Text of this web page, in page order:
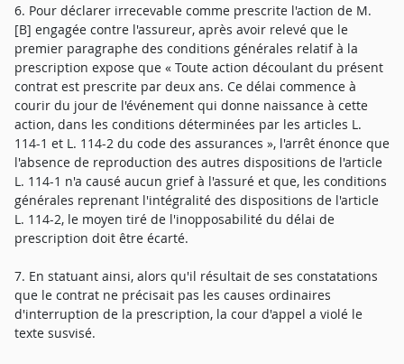
6. Pour déclarer irrecevable comme prescrite l'action de M.
[B] engagée contre l'assureur, après avoir relevé que le
premier paragraphe des conditions générales relatif à la
prescription expose que « Toute action découlant du présent
contrat est prescrite par deux ans. Ce délai commence à
courir du jour de l'événement qui donne naissance à cette
action, dans les conditions déterminées par les articles L.
114-1 et L. 114-2 du code des assurances », l'arrêt énonce que
l'absence de reproduction des autres dispositions de l'article
L. 114-1 n'a causé aucun grief à l'assuré et que, les conditions
générales reprenant l'intégralité des dispositions de l'article
L. 114-2, le moyen tiré de l'inopposabilité du délai de
prescription doit être écarté.
7. En statuant ainsi, alors qu'il résultait de ses constatations
que le contrat ne précisait pas les causes ordinaires
d'interruption de la prescription, la cour d'appel a violé le
texte susvisé.